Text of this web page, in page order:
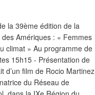
la 39ème édition de la
Amériques : « Femmes
climat » Au programme de
15h15 - Présentation de
d’un film de Rocio Martinez
du Réseau de